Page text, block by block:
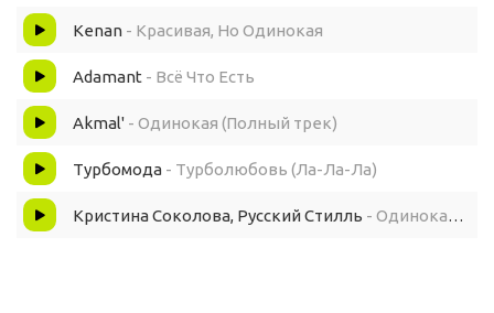
Но такая жестокая
Ведь ты не моя Ведь ты не моя
Ты теперь одинокая
Всё закончится как в грустном фильме
Kenan - Красивая, Но Одинокая
Adamant - Всё Что Есть
Akmal' - Одинокая (Полный трек)
Турбомода - Турболюбовь (Ла-Ла-Ла)
Кристина Соколова, Русский Стилль - Одинокая ветка берез